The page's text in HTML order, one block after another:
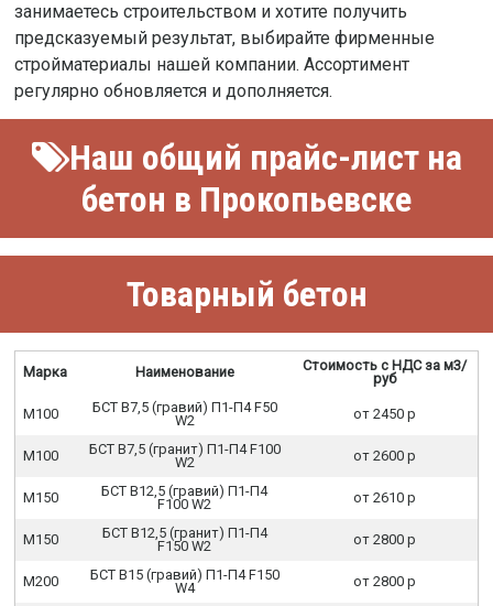
занимаетесь строительством и хотите получить
предсказуемый результат, выбирайте фирменные
стройматериалы нашей компании. Ассортимент
регулярно обновляется и дополняется.
Наш общий прайс-лист на
бетон в Прокопьевске
Товарный бетон
Марка Наименование
Стоимость с НДС за м3/
руб
М100
БСТ В7,5 (гравий) П1-П4 F50
W2
от 2450 р
М100
БСТ В7,5 (гранит) П1-П4 F100
W2
от 2600 р
М150
БСТ В12,5 (гравий) П1-П4
F100 W2
от 2610 р
М150
БСТ В12,5 (гранит) П1-П4
F150 W2
от 2800 р
М200
БСТ В15 (гравий) П1-П4 F150
W4
от 2800 р